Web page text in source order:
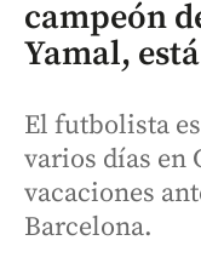
campeón
Yamal,
El futbolista
varios días en
vacaciones
Barcelona.